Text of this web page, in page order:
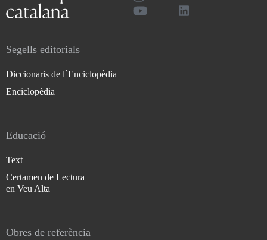
Segells editorials
Diccionaris de l`Enciclopèdia
Enciclopèdia
Educació
Text
Certamen de Lectura
en Veu Alta
Obres de referència